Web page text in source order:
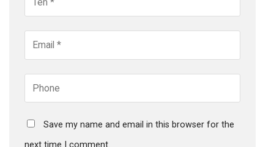
Save my name and email in this browser for the
next time I comment.